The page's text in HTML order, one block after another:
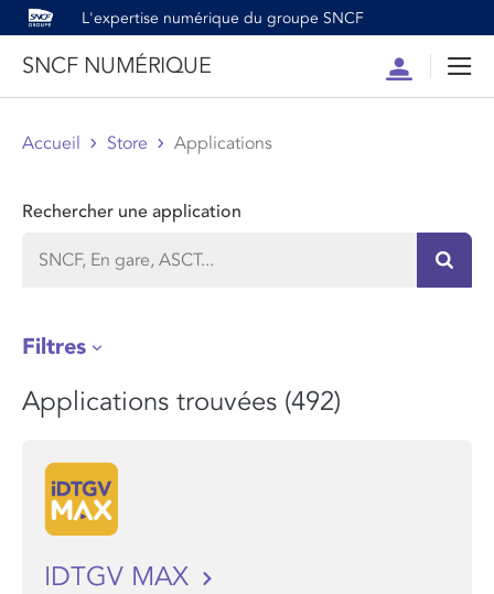
L'expertise numérique du groupe SNCF
SNCF NUMÉRIQUE
Compte
Accueil Store Applications
Rechercher une application
Filtres
Applications trouvées (492)
IDTGV MAX